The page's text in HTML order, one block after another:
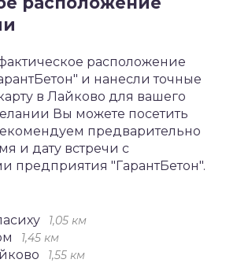
расположение
и нанесли точные
в Лайково для вашего
Вы можете посетить
предварительно
и дату встречи с
предприятия "ГарантБетон".
1,05 км
1,45 км
1,55 км